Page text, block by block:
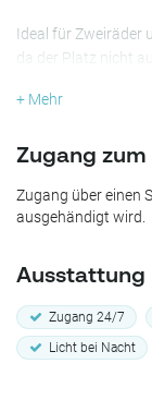
Ideal für Zweiräder
da der Platz nicht
+ Mehr
Zugang
Zugang über einen
ausgehändigt wird.
Ausstattung
Zugang 24/7
Licht bei Nacht